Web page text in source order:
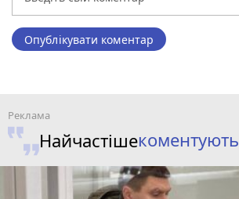
Опублікувати коментар
Найчастішекоментують